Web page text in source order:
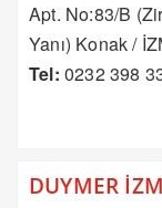
Apt. No:83/B
Yanı) Konak /
Tel: 0232 398
DUYMER